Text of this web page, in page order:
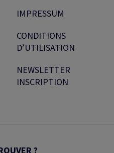
IMPRESSUM
CONDITIONS
D’UTILISATION
NEWSLETTER
INSCRIPTION
?